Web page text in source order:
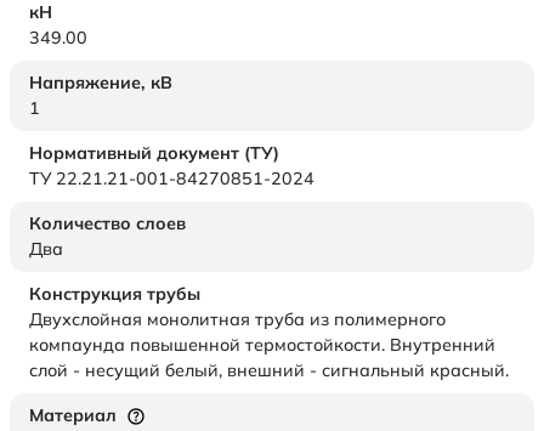
кН
349.00
Напряжение, кВ
1
Нормативный документ (ТУ)
ТУ 22.21.21-001-84270851-2024
Количество слоев
Два
Конструкция трубы
Двухслойная монолитная труба из полимерного
компаунда повышенной термостойкости. Внутренний
слой - несущий белый, внешний - сигнальный красный.
Материал